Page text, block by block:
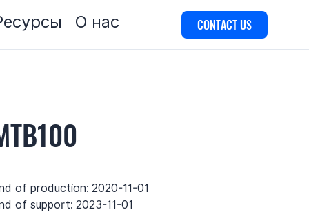
О нас CONTACT US
of production: 2020-11-01
of support: 2023-11-01